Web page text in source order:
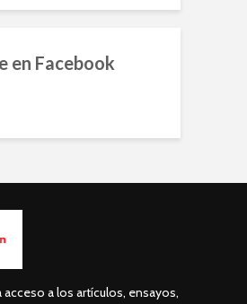
en Facebook
a los artículos, ensayos,